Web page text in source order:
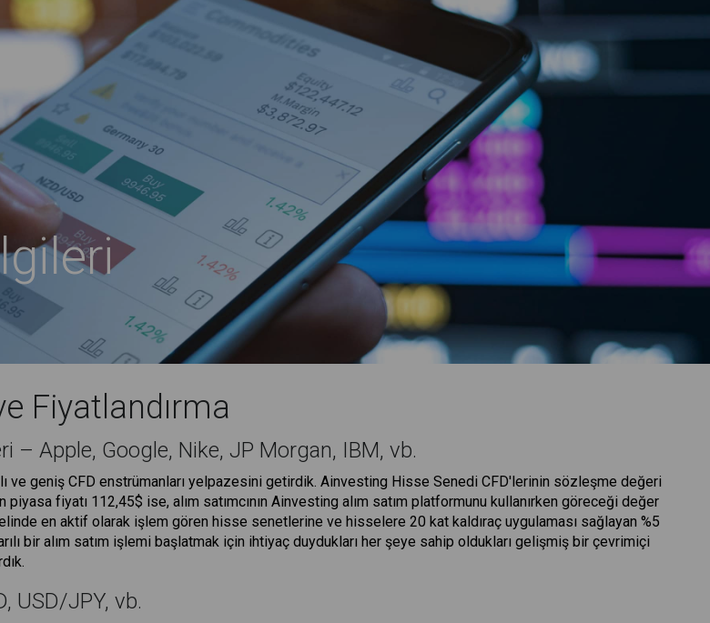
Fiyatlandırma
– Apple, Google, Nike, JP Morgan, IBM, vb.
ve geniş CFD enstrümanları yelpazesini getirdik. Ainvesting Hisse Senedi CFD'lerinin sözleşme değeri
fiyatı 112,45$ ise, alım satımcının Ainvesting alım satım platformunu kullanırken göreceği değer
en aktif olarak işlem gören hisse senetlerine ve hisselere 20 kat kaldıraç uygulaması sağlayan %5
bir alım satım işlemi başlatmak için ihtiyaç duydukları her şeye sahip oldukları gelişmiş bir çevrimiçi
USD/JPY, vb.